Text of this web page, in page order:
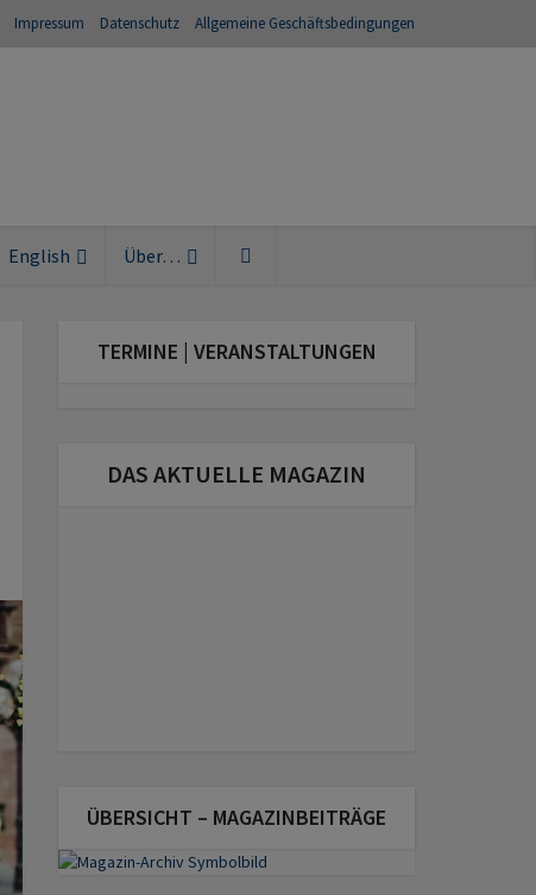
Impressum Datenschutz Allgemeine Geschäftsbedingungen
English Über…
TERMINE | VERANSTALTUNGEN
DAS AKTUELLE MAGAZIN
ÜBERSICHT – MAGAZINBEITRÄGE